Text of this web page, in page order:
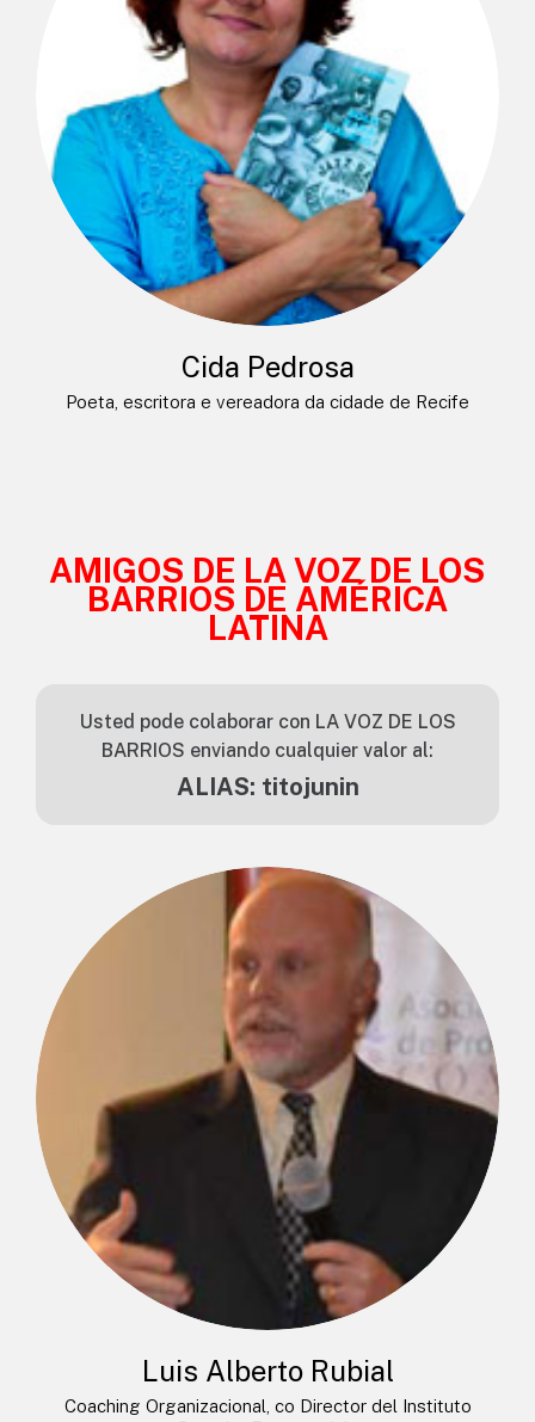
Cida Pedrosa
Poeta, escritora e vereadora da cidade de Recife
AMIGOS DE LA VOZ DE LOS
BARRIOS DE AMÉRICA
LATINA
Usted pode colaborar con LA VOZ DE LOS
BARRIOS enviando cualquier valor al:
ALIAS: titojunin
Luis Alberto Rubial
Coaching Organizacional, co Director del Instituto